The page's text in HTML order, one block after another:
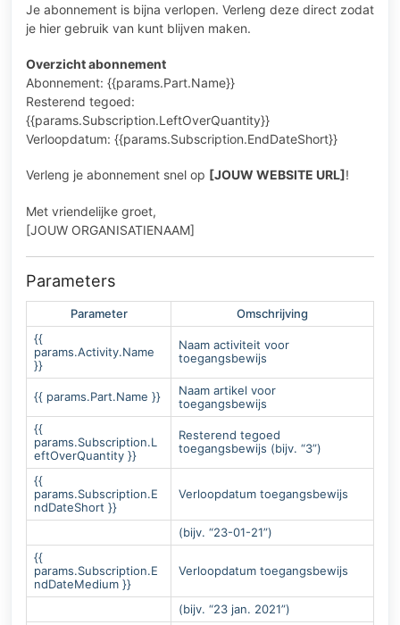
Je abonnement is bijna verlopen. Verleng deze direct zodat
je hier gebruik van kunt blijven maken.
Overzicht abonnement
Abonnement: {{params.Part.Name}}
Resterend tegoed:
{{params.Subscription.LeftOverQuantity}}
Verloopdatum: {{params.Subscription.EndDateShort}}
Verleng je abonnement snel op [JOUW WEBSITE URL]!
Met vriendelijke groet,
[JOUW ORGANISATIENAAM]
Parameters
Parameter
Omschrijving
{{
params.Activity.Name
}}
Naam activiteit voor
toegangsbewijs
{{ params.Part.Name }}
Naam artikel voor
toegangsbewijs
{{
params.Subscription.L
eftOverQuantity }}
Resterend tegoed
toegangsbewijs (bijv. “3”)
{{
params.Subscription.E
ndDateShort }}
Verloopdatum toegangsbewijs
(bijv. “23-01-21”)
{{
params.Subscription.E
ndDateMedium }}
Verloopdatum toegangsbewijs
(bijv. “23 jan. 2021”)